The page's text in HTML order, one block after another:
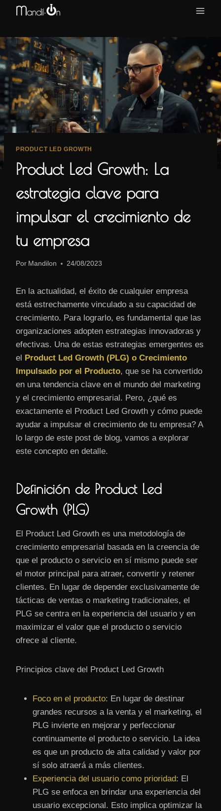
Saltar
PRODUCT LED GROWTH
Product Led Growth: La
estrategia clave para
impulsar el crecimiento de
tu empresa
Por Mandilon 24/08/2023
En la actualidad, el éxito de cualquier empresa
está estrechamente vinculado a su capacidad de
crecimiento. Para lograrlo, es fundamental que las
organizaciones adopten estrategias innovadoras y
efectivas. Una de estas estrategias emergentes es
el
Product Led Growth (PLG) o Crecimiento
Impulsado por el Producto, que se ha convertido
en una tendencia clave en el mundo del marketing
y el crecimiento empresarial. Pero, ¿qué es
exactamente el Product Led Growth y cómo puede
ayudar a impulsar el crecimiento de tu empresa? A
lo largo de este post de blog, vamos a explorar
este concepto en detalle.
Definición de Product Led
Growth (PLG)
El Product Led Growth es una metodología de
crecimiento empresarial basada en la creencia de
que el producto o servicio en sí mismo puede ser
el motor principal para atraer, convertir y retener
clientes. En lugar de depender exclusivamente de
tácticas de ventas o marketing tradicionales, el
PLG se centra en la experiencia del usuario y en
maximizar el valor que el producto o servicio
ofrece al cliente.
Principios clave del Product Led Growth
Foco en el producto: En lugar de destinar
grandes recursos a la venta y el marketing, el
PLG invierte en mejorar y perfeccionar
continuamente el producto o servicio. La idea
es que un producto de alta calidad y valor por
sí solo atraerá a más clientes.
Experiencia del usuario como prioridad: El
PLG se enfoca en brindar una experiencia del
usuario excepcional. Esto implica optimizar la